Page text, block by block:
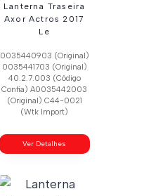
Lanterna Traseira
Axor Actros 2017
Le
0035440903 (Original)
0035441703 (Original)
40.2.7.003 (Código
Confia) A0035442003
(Original) C44-0021
(Wtk Import)
Ver Detalhes